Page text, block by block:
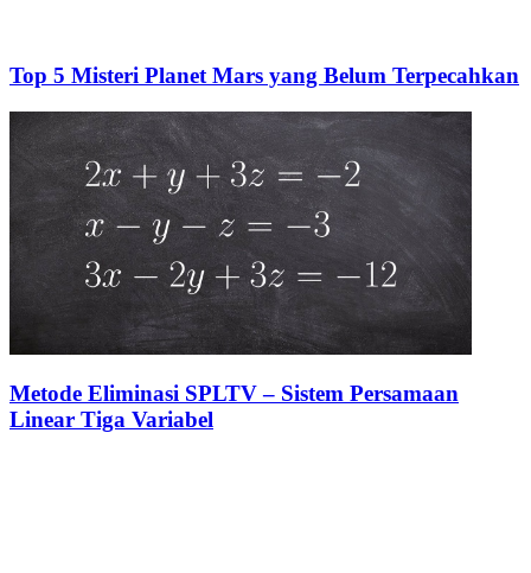
Top 5 Misteri Planet Mars yang Belum Terpecahkan
Metode Eliminasi SPLTV – Sistem Persamaan
Linear Tiga Variabel